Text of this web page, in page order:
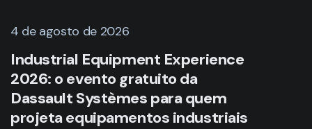
4 de agosto de 2026
Industrial Equipment Experience
2026: o evento gratuito da
Dassault Systèmes para quem
projeta equipamentos industriais